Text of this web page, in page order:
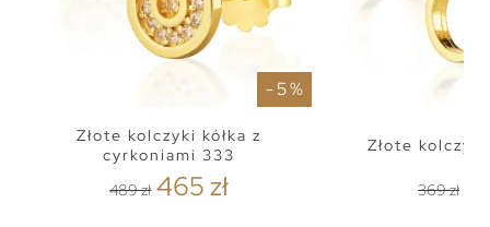
- 5 %
Złote kolczyki kółka z
cyrkoniami 333
489 zł 465 zł
Złote
369 zł